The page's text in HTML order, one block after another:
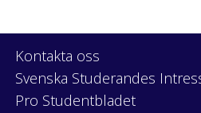
Kontakta oss
Svenska Studerandes
Pro Studentbladet